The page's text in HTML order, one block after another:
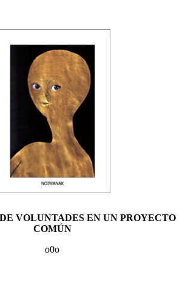
VOLUNTADES EN UN PROYECTO
COMÚN
o0o